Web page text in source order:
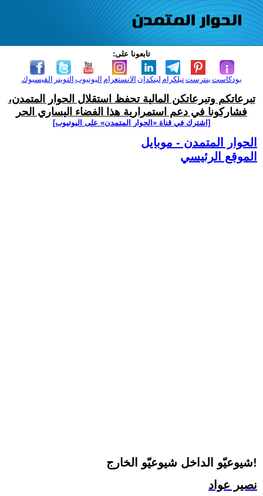
تابعونا على:
الفيسبوك التويتر اليوتيوب الانستغرام لينكدإن تيلكرامبنترست بودكاست
تبرعاتكم وتبرعاتكن المالية تحفظ استقلال الحوار المتمدن،
فشاركونا في دعم استمرارية هذا الفضاء اليساري الحر
[اشترك في قناة ‫«الحوار المتمدن» على اليوتيوب]
الحوار المتمدن - موبايل
الموقع الرئيسي
شيوعيّو الداخل شيوعيّو الخارج!
نصير عواد